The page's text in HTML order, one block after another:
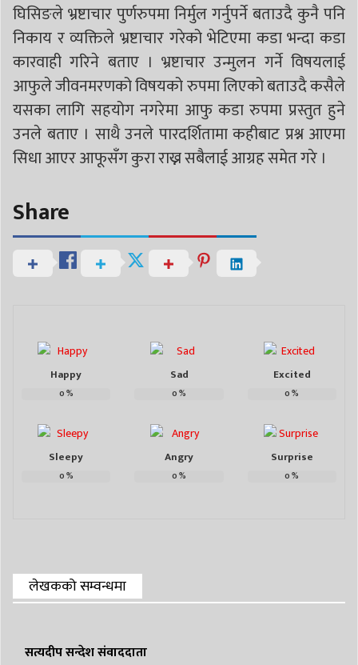
घिसिङले भ्रष्टाचार पुर्णरुपमा निर्मुल गर्नुपर्ने बताउदै कुनै पनि
निकाय र व्यक्तिले भ्रष्टाचार गरेको भेटिएमा कडा भन्दा कडा
कारवाही गरिने बताए । भ्रष्टाचार उन्मुलन गर्ने विषयलाई
आफुले जीवनमरणको विषयको रुपमा लिएको बताउदै कसैले
यसका लागि सहयोग नगरेमा आफु कडा रुपमा प्रस्तुत हुने
उनले बताए । साथै उनले पारदर्शितामा कहीबाट प्रश्न आएमा
सिधा आएर आफूसँग कुरा राख्न सबैलाई आग्रह समेत गरे ।
Share
Happy
0%
Sad
0%
Excited
0%
Sleepy
0%
Angry
0%
Surprise
0%
लेखकको सम्वन्धमा
सत्यदीप सन्देश संवाददाता